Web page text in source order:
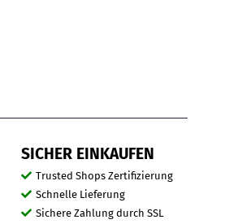
SICHER EINKAUFEN
Trusted Shops Zertifizierung
Schnelle Lieferung
Sichere Zahlung durch SSL